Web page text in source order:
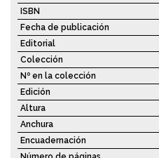
ISBN
Fecha de publicación
Editorial
Colección
Nº en la colección
Edición
Altura
Anchura
Encuadernación